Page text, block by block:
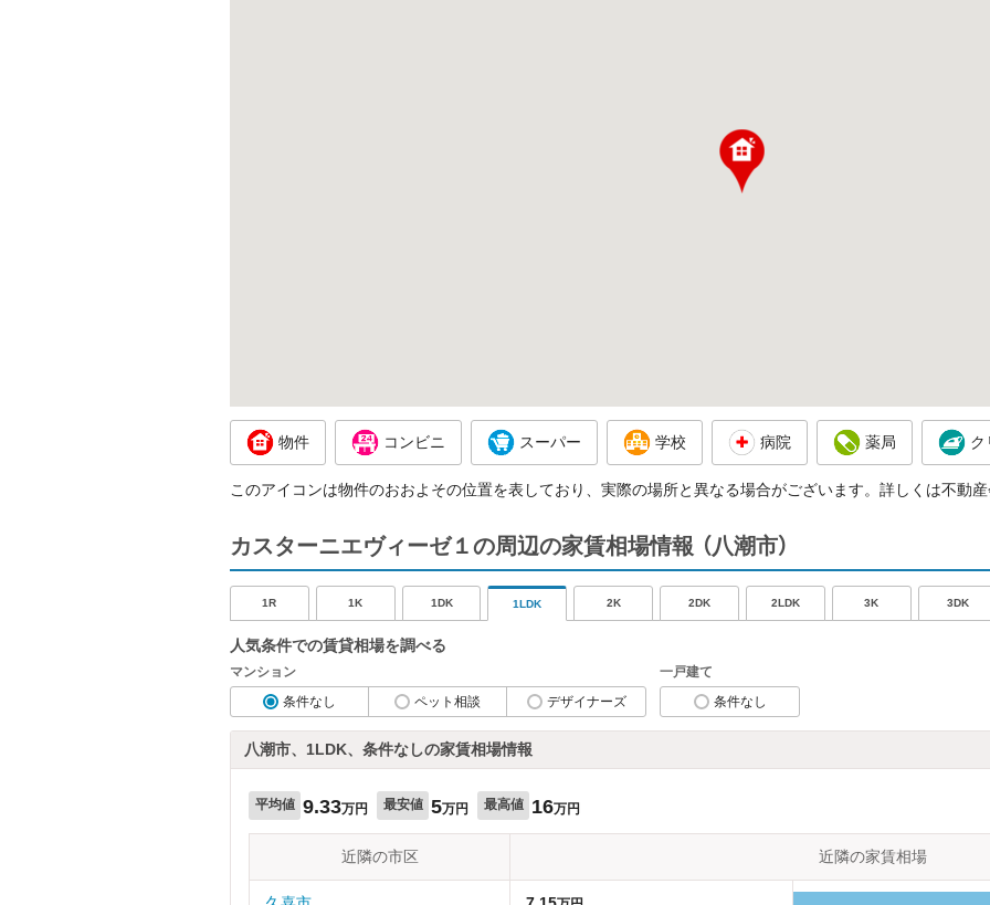
物件 コンビニ スーパー 学校 病院 薬局 ク
このアイコンは物件のおおよその位置を表しており、実際の場所と異なる場合がございます。詳しくは不動産
カスターニエヴィーゼ１の周辺の家賃相場情報 （八潮市）
1R 1K 1DK 1LDK 2K 2DK 2LDK 3K 3DK
人気条件での賃貸相場を調べる
マンション
条件なし
ペット相談 デザイナーズ
一戸建て
条件なし
八潮市、1LDK、条件なしの家賃相場情報
平均値 9.33万円 最安値 5万円 最高値 16万円
近隣の市区 近隣の家賃相場